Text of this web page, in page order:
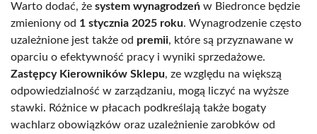
Warto dodać, że system wynagrodzeń w Biedronce będzie
zmieniony od 1 stycznia 2025 roku. Wynagrodzenie często
uzależnione jest także od premii, które są przyznawane w
oparciu o efektywność pracy i wyniki sprzedażowe.
Zastępcy Kierowników Sklepu, ze względu na większą
odpowiedzialność w zarządzaniu, mogą liczyć na wyższe
stawki. Różnice w płacach podkreślają także bogaty
wachlarz obowiązków oraz uzależnienie zarobków od